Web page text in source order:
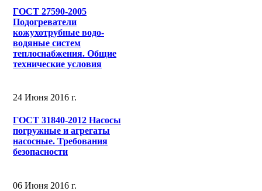
ГОСТ 27590-2005
Подогреватели
кожухотрубные водо-
водяные систем
теплоснабжения. Общие
технические условия
24 Июня 2016 г.
ГОСТ 31840-2012 Насосы
погружные и агрегаты
насосные. Требования
безопасности
06 Июня 2016 г.